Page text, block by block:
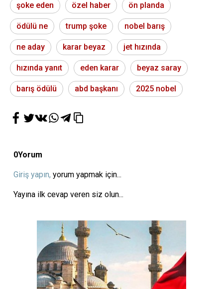
şoke eden özel haber ön planda
ödülü ne trump şoke nobel barış
ne aday karar beyaz jet hızında
hızında yanıt eden karar beyaz saray
barış ödülü abd başkanı 2025 nobel
0Yorum
Giriş yapın, yorum yapmak için...
Yayına ilk cevap veren siz olun...